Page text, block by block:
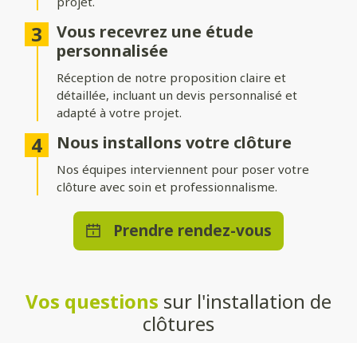
Différentes options d’occultation
Selon vos envies et vos besoins, nos clôtures peuvent être :
Pleinement occultantes: pour garantir une intimité
maximale.
Ajourées
: pour laisser passer la lumière tout en délimitant
votre espace.
Brise-vue ou brise-vent: pour allier confort et esthétisme.
Une pose adaptée à votre terrain
Que vous souhaitiez une clôture posée directement au sol ou
Un large choix de teintes et de
Vous recevrez une étude
personnalisée
Réception de notre proposition claire et
détaillée, incluant un devis personnalisé et
adapté à votre projet.
Nous installons votre clôture
Nos équipes interviennent pour poser votre
clôture avec soin et professionnalisme.
Prendre rendez-vous
Vos questions sur l'installation de
clôtures